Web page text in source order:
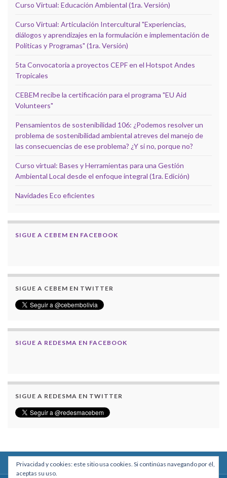
Curso Virtual: Educación Ambiental (1ra. Versión)
Curso Virtual: Articulación Intercultural "Experiencias,
diálogos y aprendizajes en la formulación e implementación de
Políticas y Programas" (1ra. Versión)
5ta Convocatoria a proyectos CEPF en el Hotspot Andes
Tropicales
CEBEM recibe la certificación para el programa "EU Aid
Volunteers"
Pensamientos de sostenibilidad 106: ¿Podemos resolver un
problema de sostenibilidad ambiental atreves del manejo de
las consecuencias de ese problema? ¿Y si no, porque no?
Curso virtual: Bases y Herramientas para una Gestión
Ambiental Local desde el enfoque integral (1ra. Edición)
Navidades Eco eficientes
SIGUE A CEBEM EN FACEBOOK
SIGUE A CEBEM EN TWITTER
SIGUE A REDESMA EN FACEBOOK
SIGUE A REDESMA EN TWITTER
Privacidad y cookies: este sitio usa cookies. Si continúas navegando por él,
aceptas su uso.